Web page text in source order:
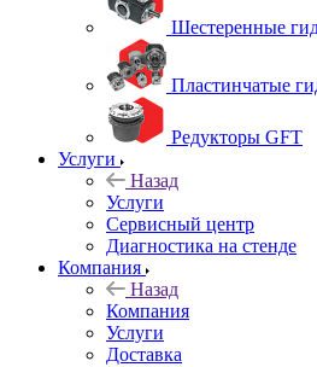
Шестеренные
Пластинчатые
Редукторы GFT
Услуги
Назад
Услуги
Сервисный центр
Диагностика на стенде
Компания
Назад
Компания
Услуги
Доставка